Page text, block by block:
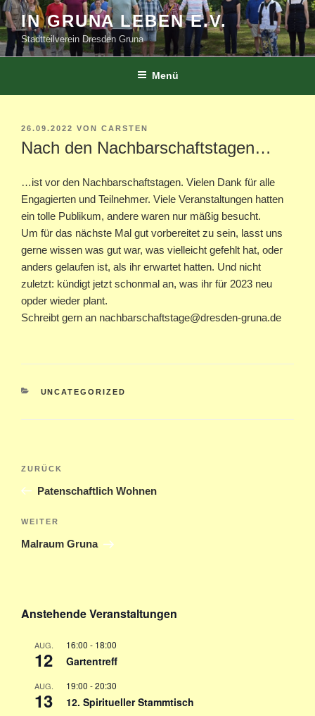
Zum
Inhalt
springen
IN GRUNA LEBEN E.V.
Stadtteilverein Dresden Gruna
Menü
VERÖFFENTLICHT
AM
26.09.2022 VON CARSTEN
Nach den Nachbarschaftstagen…
…ist vor den Nachbarschaftstagen. Vielen Dank für alle
Engagierten und Teilnehmer. Viele Veranstaltungen hatten
ein tolle Publikum, andere waren nur mäßig besucht.
Um für das nächste Mal gut vorbereitet zu sein, lasst uns
gerne wissen was gut war, was vielleicht gefehlt hat, oder
anders gelaufen ist, als ihr erwartet hatten. Und nicht
zuletzt: kündigt jetzt schonmal an, was ihr für 2023 neu
opder wieder plant.
Schreibt gern an nachbarschaftstage@dresden-gruna.de
KATEGORIEN
UNCATEGORIZED
Beitragsnavigation
Vorheriger
Beitrag
ZURÜCK
Patenschaftlich Wohnen
Nächster
Beitrag
WEITER
Malraum Gruna
Anstehende Veranstaltungen
AUG.
12
16:00 - 18:00
Gartentreff
AUG.
13
19:00 -20:30
12. Spiritueller Stammtisch